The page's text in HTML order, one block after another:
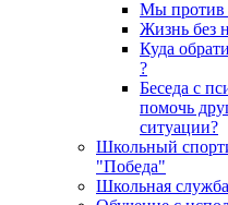
Мы против
Жизнь без
Куда
?
Беседа с
помочь
ситуации?
Школьный
"Победа"
Школьная